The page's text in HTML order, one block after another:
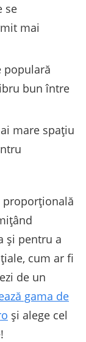
se
mai
populară
bun între
mare spațiu
proporțională
și pentru a
cum ar fi
de un
gama de
și alege cel